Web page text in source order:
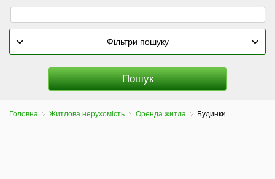
Фільтри пошуку
Головна Житлова нерухомість Оренда житла Будинки